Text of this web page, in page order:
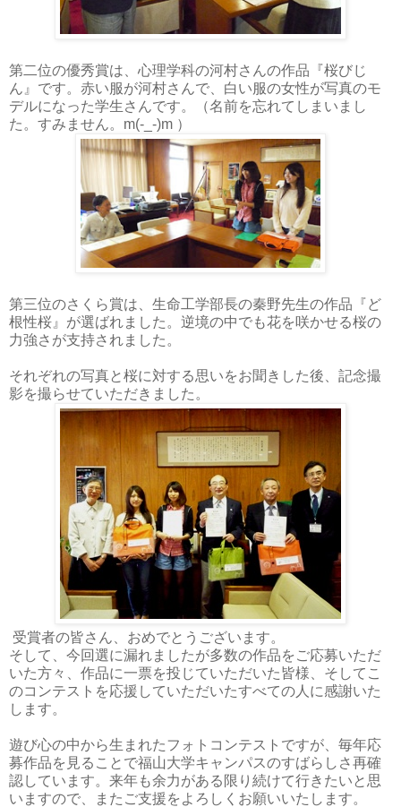
第二位の優秀賞は、心理学科の河村さんの作品『桜びじ
ん』です。赤い服が河村さんで、白い服の女性が写真のモ
デルになった学生さんです。 （名前を忘れてしまいまし
た。すみません。m(-_-)m ）
第三位のさくら賞は、生命工学部長の秦野先生の作品『ど
根性桜』が選ばれました。逆境の中でも花を咲かせる桜の
力強さが支持されました。
それぞれの写真と桜に対する思いをお聞きした後、記念撮
影を撮らせていただきました。
受賞者の皆さん、おめでとうございます。
そして、今回選に漏れましたが多数の作品をご応募いただ
いた方々、作品に一票を投じていただいた皆様、そしてこ
のコンテストを応援していただいたすべての人に感謝いた
します。
遊び心の中から生まれたフォトコンテストですが、毎年応
募作品を見ることで福山大学キャンパスのすばらしさ再確
認しています。来年も余力がある限り続けて行きたいと思
いますので、またご支援をよろしくお願いいたします。